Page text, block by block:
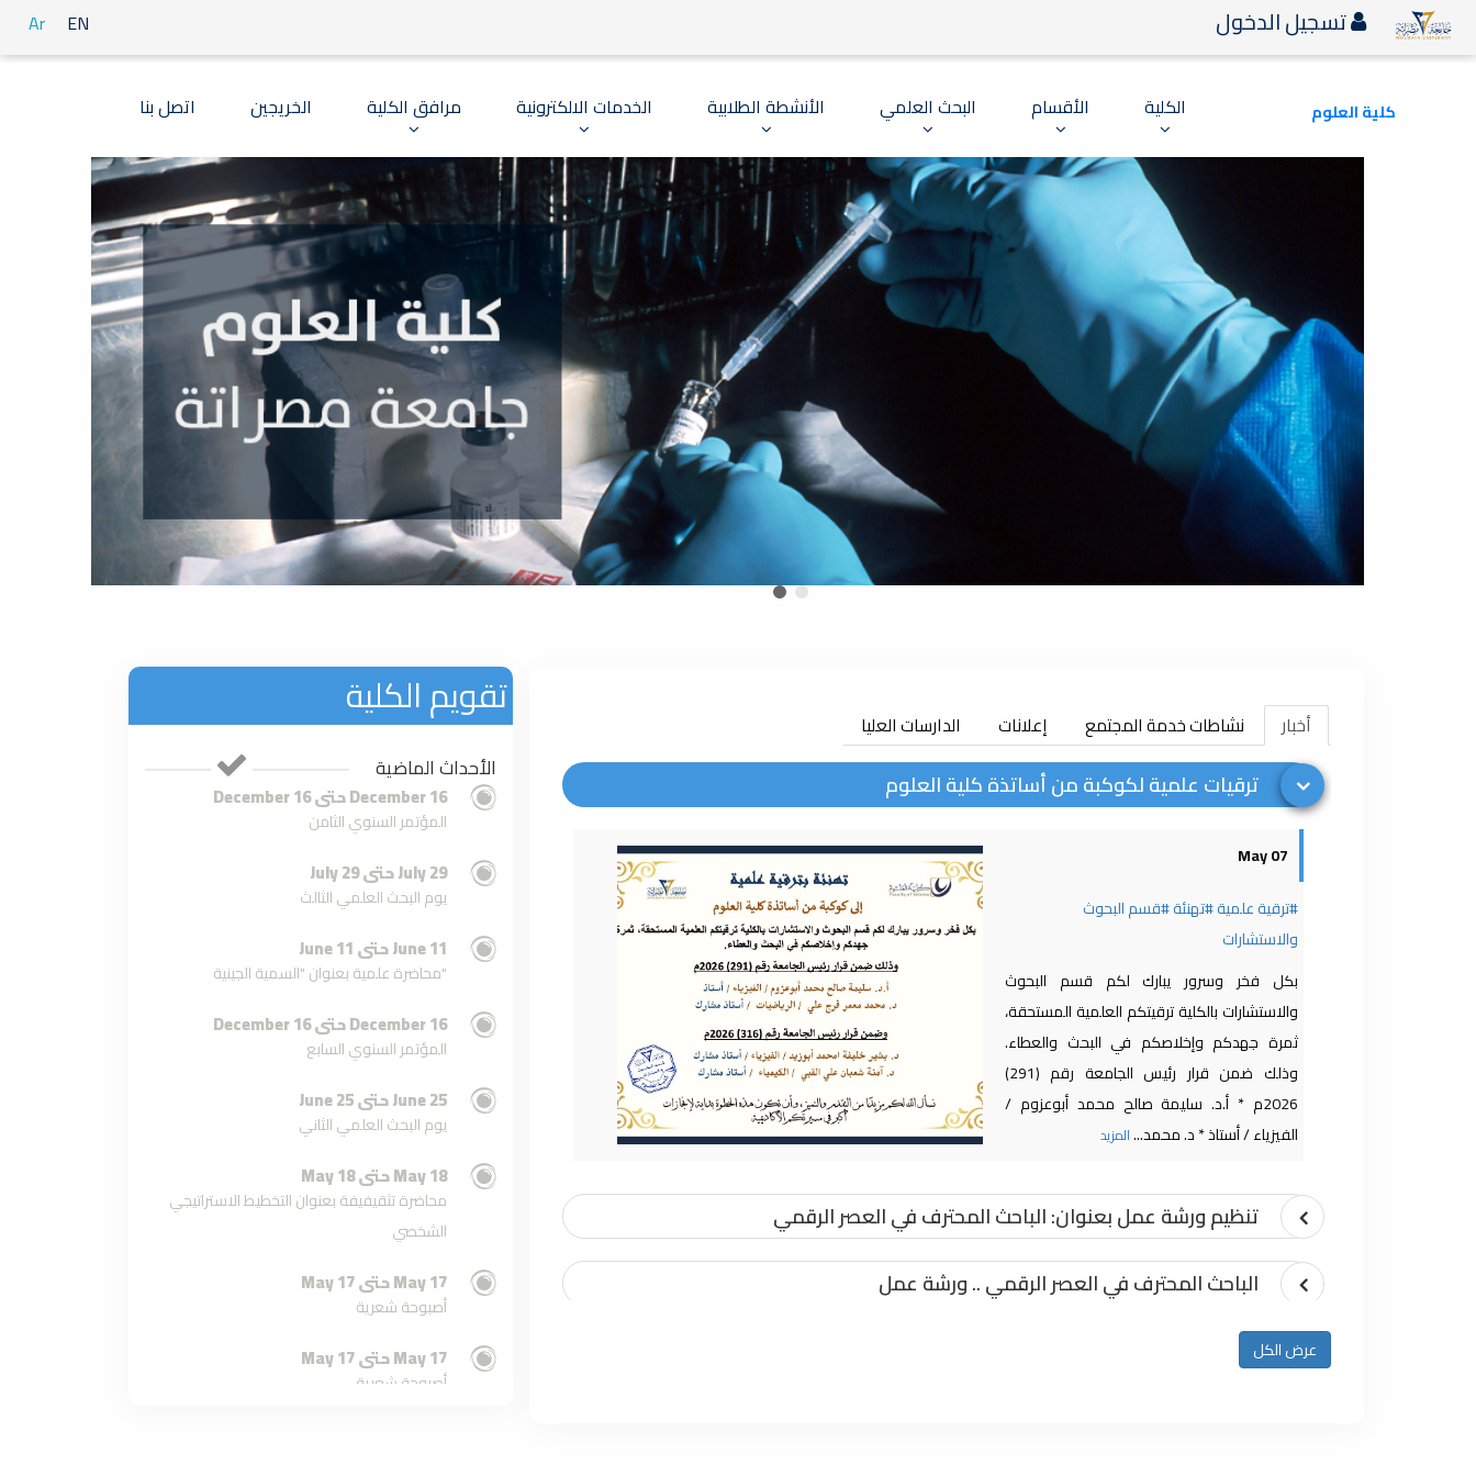
Ar EN تسجيل الدخول
الكلية الأقسام البحث العلمي الأنشطة الطلابية الخدمات الالكترونية مرافق الكلية الخريجين اتصل بنا كلية العلوم
أخبار نشاطات خدمة المجتمع إعلانات الدارسات العليا
ترقيات علمية لكوكبة من أساتذة كلية العلوم
07 May
#ترقية علمية#تهنئة#قسم البحوث
والاستشارات
بكل فخر وسرور يبارك لكم قسم البحوث
والاستشارات بالكلية ترقيتكم العلمية المستحقة،
ثمرة جهدكم وإخلاصكم في البحث والعطاء.
وذلك ضمن قرار رئيس الجامعة رقم (291)
2026م * أ.د. سليمة صالح محمد أبوعزوم /
الفيزياء / أستاذ * د. محمد...المزيد
تنظيم ورشة عمل بعنوان: الباحث المحترف في العصر الرقمي
الباحث المحترف في العصر الرقمي .. ورشة عمل
ورشة عمل حول: الذكاء الاصطناعي في البحث العلميعرض الكل
تقويم الكلية
الأحداث الماضية
16 December حتى 16 December
المؤتمر السنوي الثامن
29 July حتى 29 July
يوم البحث العلمي الثالث
11 June حتى 11 June
محاضرة علمية بعنوان "السمية الجينية"
16 December حتى 16 December
المؤتمر السنوي السابع
25 June حتى 25 June
يوم البحث العلمي الثاني
18 May حتى 18 May
محاضرة تثقيفيفة بعنوان التخطيط الاستراتيجي
الشخصي
17 May حتى 17 May
أصبوحة شعرية
17 May حتى 17 May
أصبوحة شعرية